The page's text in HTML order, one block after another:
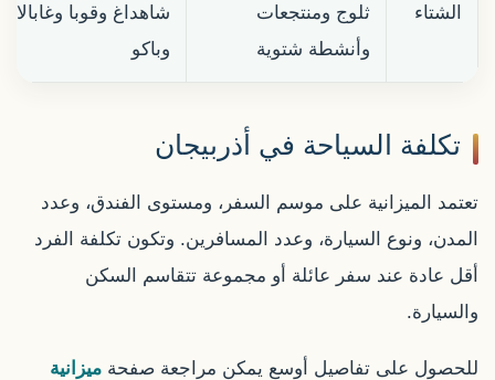
الشتاء
ثلوج ومنتجعات
وأنشطة شتوية
شاهداغ وقوبا وغابالا
وباكو
تكلفة السياحة في أذربيجان
تعتمد الميزانية على موسم السفر، ومستوى الفندق، وعدد
المدن، ونوع السيارة، وعدد المسافرين. وتكون تكلفة الفرد
أقل عادة عند سفر عائلة أو مجموعة تتقاسم السكن
والسيارة.
للحصول على تفاصيل أوسع يمكن مراجعة صفحة ميزانية